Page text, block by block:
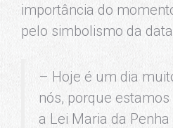
importância do
pelo simbolismo da
– Hoje é um dia
nós, porque
a Lei Maria da